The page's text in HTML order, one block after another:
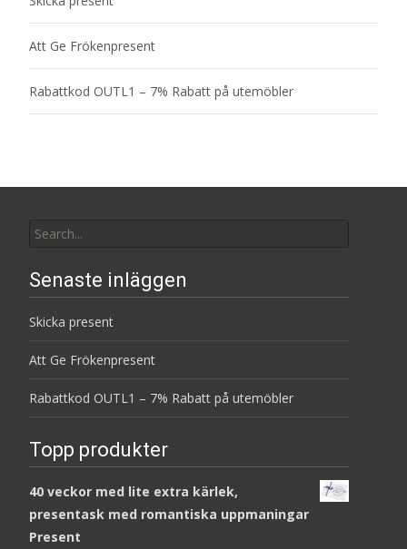
Att Ge Frökenpresent
Rabattkod OUTL1 – 7% Rabatt på utemöbler
for:
Senaste inläggen
Skicka present
Att Ge Frökenpresent
Rabattkod OUTL1 – 7% Rabatt på utemöbler
Topp produkter
40 veckor med lite extra kärlek,
presentask med romantiska uppmaningar
Present